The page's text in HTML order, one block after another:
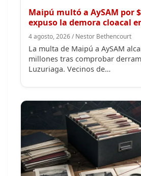
La multa de Maipú a AySAM
millones tras comprobar
Luzuriaga. Vecinos de…